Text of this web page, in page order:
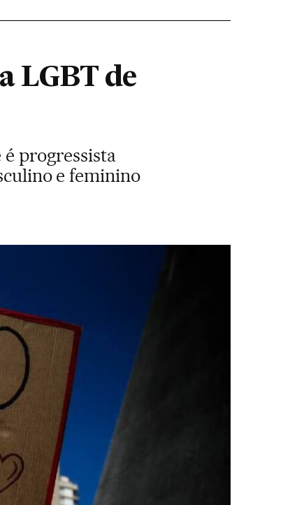
LGBT de
progressista
e feminino